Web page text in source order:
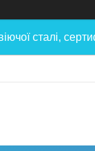
сталі,